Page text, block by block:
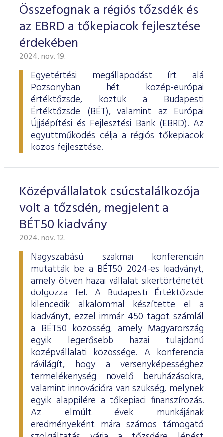
Összefognak a régiós tőzsdék és
az EBRD a tőkepiacok fejlesztése
érdekében
2024. nov. 19.
Egyetértési megállapodást írt alá
Pozsonyban hét közép-európai
értéktőzsde, köztük a Budapesti
Értéktőzsde (BÉT), valamint az Európai
Újjáépítési és Fejlesztési Bank (EBRD). Az
együttműködés célja a régiós tőkepiacok
közös fejlesztése.
Középvállalatok csúcstalálkozója
volt a tőzsdén, megjelent a
BÉT50 kiadvány
2024. nov. 12.
Nagyszabású szakmai konferencián
mutatták be a BÉT50 2024-es kiadványt,
amely ötven hazai vállalat sikertörténetét
dolgozza fel. A Budapesti Értéktőzsde
kilencedik alkalommal készítette el a
kiadványt, ezzel immár 450 tagot számlál
a BÉT50 közösség, amely Magyarország
egyik legerősebb hazai tulajdonú
középvállalati közössége. A konferencia
rávilágít, hogy a versenyképességhez
termelékenység növelő beruházásokra,
valamint innovációra van szükség, melynek
egyik alappilére a tőkepiaci finanszírozás.
Az elmúlt évek munkájának
eredményeként mára számos támogató